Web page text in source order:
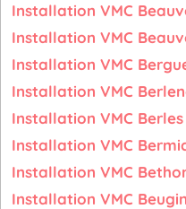
Installation VMC
Installation VMC
Installation VMC
Installation VMC
Installation VMC
Installation VMC
Installation VMC
Installation VMC